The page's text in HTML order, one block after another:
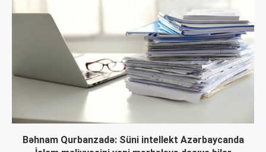
Bəhnam Qurbanzadə: Süni intellekt Azərbaycanda